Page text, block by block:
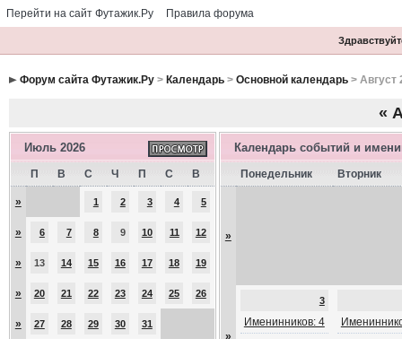
Перейти на сайт Футажик.Ру Правила форума
Форум сайта Футажик.Ру> Календарь> Основной календарь> Август
«
Июль 2026
П В С Ч П С В
» 1 2 3 4 5
» 6 7 8 9 10 11 12
» 13 14 15 16 17 18 19
» 20 21 22 23 24 25 26
» 27 28 29 30 31
Календарь событий и
Понедельник Вторник
»
»
3
Именинников: 4